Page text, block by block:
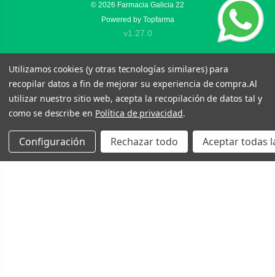
© 2026 Farmacia Galicia 22
Powered by Topfarma
v1.27.0
Utilizamos cookies (y otras tecnologías similares) para
recopilar datos a fin de mejorar su experiencia de compra.Al
utilizar nuestro sitio web, acepta la recopilación de datos tal y
como se describe en Política de privacidad.
Configuración Rechazar todo Aceptar todas